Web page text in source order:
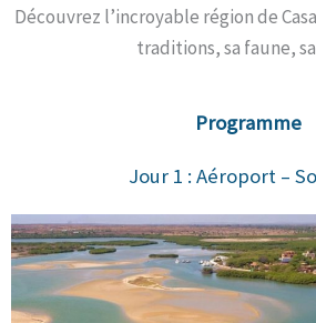
Découvrez l’incroyable région de
traditions, sa faune,
Programme
Jour 1 : Aéroport –